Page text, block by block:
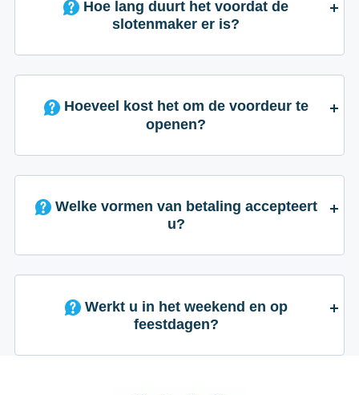
slotenmaker er is?
Hoeveel kost het om de voordeur te
openen?
Welke vormen van betaling accepteert
u?
Werkt u in het weekend en op
feestdagen?